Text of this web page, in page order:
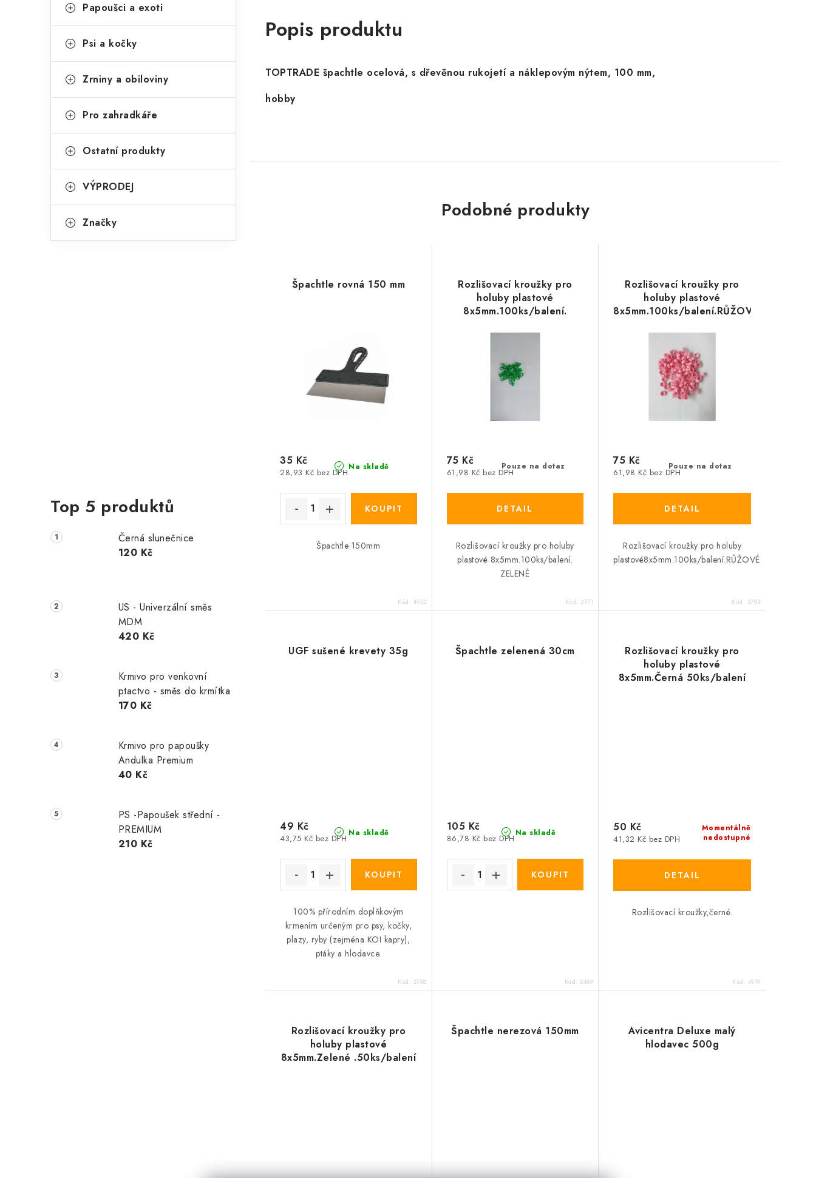
Papoušci a exoti
Psi a kočky
Zrniny a obiloviny
Pro zahradkáře
Ostatní produkty
VÝPRODEJ
Značky
Top 5 produktů
Černá slunečnice
120 Kč
US - Univerzální směs
MDM
420 Kč
Krmivo pro venkovní
ptactvo - směs do krmítka
170 Kč
Krmivo pro papoušky
Andulka Premium
40 Kč
PS -Papoušek střední -
PREMIUM
210 Kč
Popis produktu
TOPTRADE špachtle ocelová, s dřevěnou rukojetí a náklepovým nýtem, 100 mm,
hobby
Podobné produkty
Špachtle rovná 150 mm
Na skladě
28,93 Kč bez DPH
35 Kč
Špachtle 150mm
Kód: 4952
Rozlišovací kroužky pro
holuby plastové
8x5mm.100ks/balení.
Pouze na dotaz
61,98 Kč bez DPH
75 Kč
Rozlišovací kroužky pro holuby
plastové 8x5mm.100ks/balení.
ZELENÉ
Kód: 3771
Rozlišovací kroužky pro
holuby plastové
8x5mm.100ks/balení.RŮŽOVÉ
Pouze na dotaz
61,98 Kč bez DPH
75 Kč
Rozlišovací kroužky pro holuby
plastové8x5mm.100ks/balení.RŮŽOVÉ
Kód: 3783
UGF sušené krevety 35g
Na skladě
43,75 Kč bez DPH
49 Kč
100% přírodním doplňkovým
krmením určeným pro psy, kočky,
plazy, ryby (zejména KOI kapry),
ptáky a hlodavce.
Kód: 5788
Špachtle zelenená 30cm
Na skladě
86,78 Kč bez DPH
105 Kč
Kód:5489
Rozlišovací kroužky pro
holuby plastové
8x5mm.Černá 50ks/balení
Momentálně
nedostupné
41,32 Kč bez DPH
50 Kč
Rozlišovací kroužky,černé.
Kód: 4919
Rozlišovací kroužky pro
holuby plastové
8x5mm.Zelené .50ks/balení
Špachtle nerezová 150mm
Avicentra Deluxe malý
hlodavec 500g